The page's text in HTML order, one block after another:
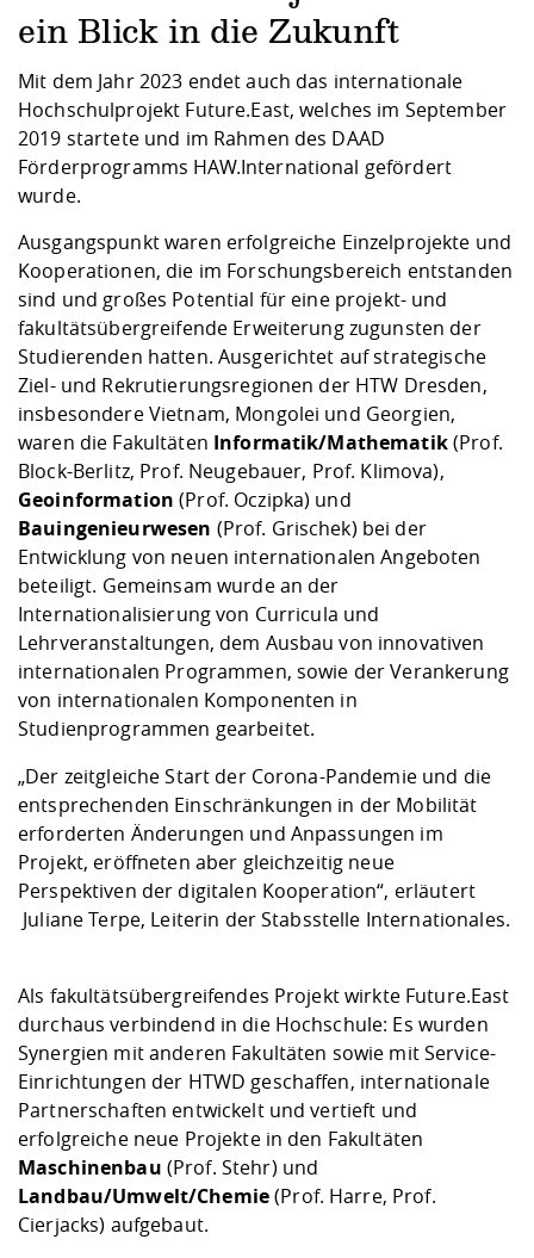
Checkliste zum
Digitales Lernen
Fremdsprachen
Jobs, Praktika,
Lebenslagen
Angebote der
Arbeit
Career Service
Lehren,
Weiterbilden im
Internationale
Gründung und
Klimaschutz &
Förderverein
Informatik/
Landbau/
Maschinenbau
Angebote für Unternehmen
Kontakt und Anfahrt
Qualitätssicherung
ein Blick in die Zukunft
Mit dem Jahr 2023 endet auch das internationale
Hochschulprojekt Future.East, welches im September
2019 startete und im Rahmen des DAAD
Förderprogramms HAW.International gefördert
wurde.
Ausgangspunkt waren erfolgreiche Einzelprojekte und
Kooperationen, die im Forschungsbereich entstanden
sind und großes Potential für eine projekt- und
fakultätsübergreifende Erweiterung zugunsten der
Studierenden hatten. Ausgerichtet auf strategische
Ziel- und Rekrutierungsregionen der HTW Dresden,
insbesondere Vietnam, Mongolei und Georgien,
waren die Fakultäten Informatik/Mathematik(Prof.
Block-Berlitz, Prof. Neugebauer, Prof. Klimova),
Geoinformation (Prof. Oczipka) und
Bauingenieurwesen (Prof. Grischek) bei der
Entwicklung von neuen internationalen Angeboten
beteiligt. Gemeinsam wurde an der
Internationalisierung von Curricula und
Lehrveranstaltungen, dem Ausbau von innovativen
internationalen Programmen, sowie der Verankerung
von internationalen Komponenten in
Studienprogrammen gearbeitet.
„Der zeitgleiche Start der Corona-Pandemie und die
entsprechenden Einschränkungen in der Mobilität
erforderten Änderungen und Anpassungen im
Projekt, eröffneten aber gleichzeitig neue
Perspektiven der digitalen Kooperation“, erläutert
Juliane Terpe, Leiterin der Stabsstelle Internationales.
Als fakultätsübergreifendes Projekt wirkte Future.East
durchaus verbindend in die Hochschule: Es wurden
Synergien mit anderen Fakultäten sowie mit Service-
Einrichtungen der HTWD geschaffen, internationale
Partnerschaften entwickelt und vertieft und
erfolgreiche neue Projekte in den Fakultäten
Maschinenbau (Prof. Stehr) und
Landbau/Umwelt/Chemie(Prof. Harre, Prof.
Cierjacks) aufgebaut.